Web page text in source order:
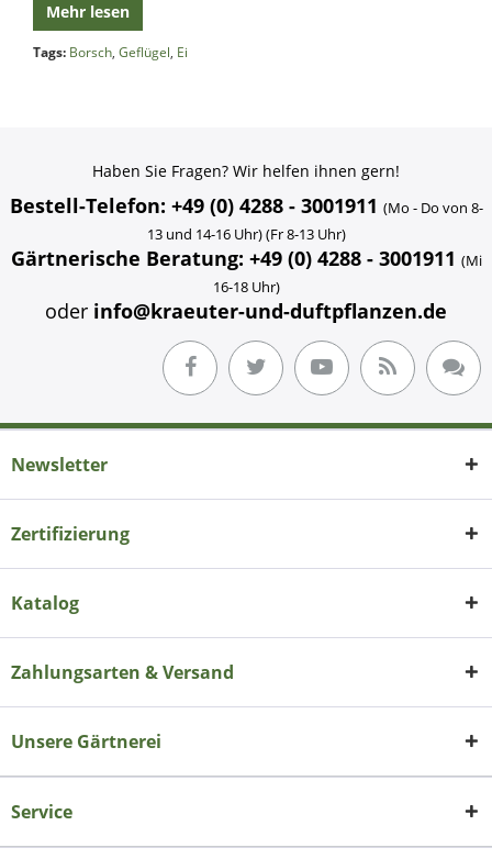
Mehr lesen
Tags: Borsch, Geflügel, Ei
Haben Sie Fragen? Wir helfen ihnen gern!
Bestell-Telefon: +49 (0) 4288 - 3001911 (Mo - Do von 8-
13 und 14-16 Uhr) (Fr 8-13 Uhr)
Gärtnerische Beratung: +49 (0) 4288 - 3001911 (Mi
16-18 Uhr)
oder info@kraeuter-und-duftpflanzen.de
Newsletter
Zertifizierung
Katalog
Zahlungsarten & Versand
Unsere Gärtnerei
Service